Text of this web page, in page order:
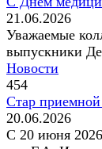
21.06.2026
Уважаемые
выпускники
Новости
454
Стар
20.06.2026
С 20 июня